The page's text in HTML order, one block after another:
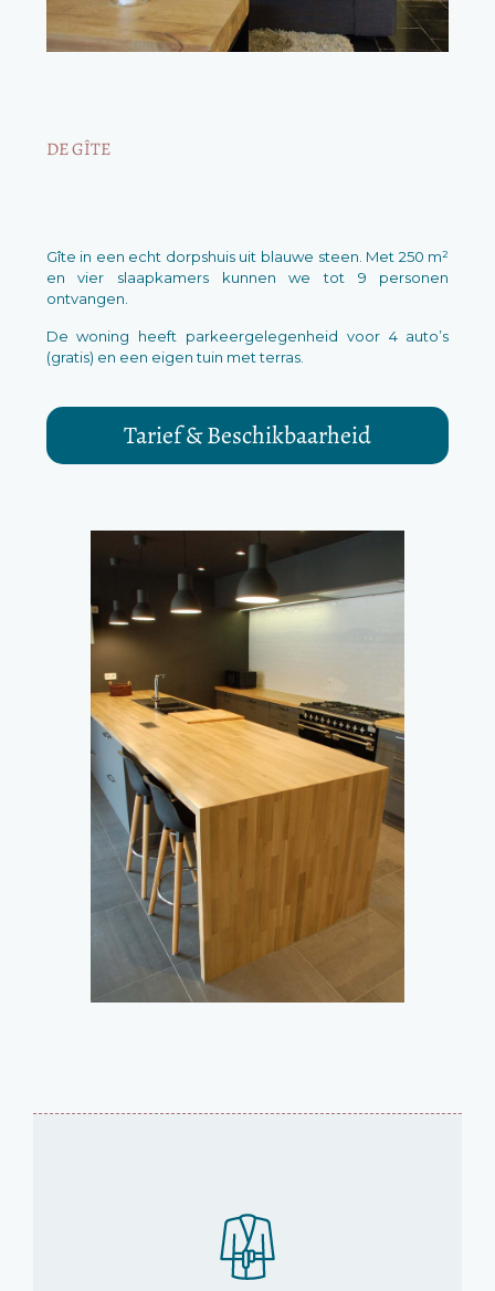
DE GÎTE
Gîte in een echt dorpshuis uit blauwe steen. Met 250 m²
en vier slaapkamers kunnen we tot 9 personen
ontvangen.
De woning heeft parkeergelegenheid voor 4 auto’s
(gratis) en een eigen tuin met terras.
Tarief & Beschikbaarheid